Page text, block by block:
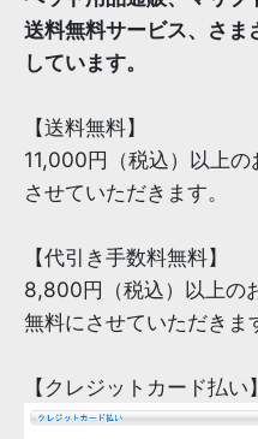
送料無料サービス、さま
しています。
【送料無料】
11,000円（税込）以上
させていただきます。
【代引き手数料無料】
8,800円（税込）以上の
無料にさせていただきま
【クレジットカード払い】